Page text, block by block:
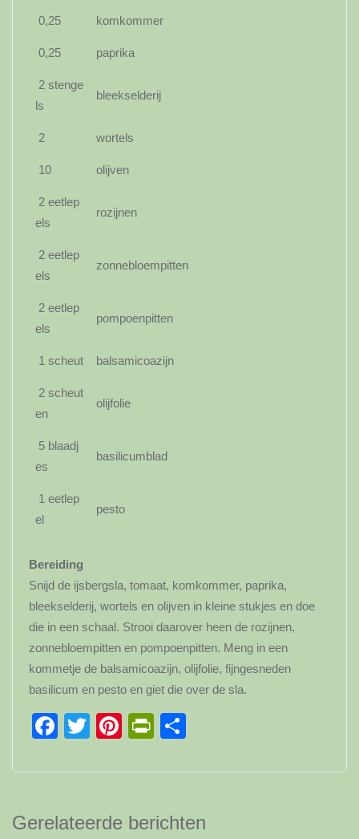
0,25 komkommer
0,25 paprika
2 stenge
ls
bleekselderij
2 wortels
10 olijven
2 eetlep
els
rozijnen
2 eetlep
els
zonnebloempitten
2 eetlep
els
pompoenpitten
1 scheut balsamicoazijn
2 scheut
en
olijfolie
5 blaadj
es
basilicumblad
1 eetlep
el
pesto
Bereiding
Snijd de ijsbergsla, tomaat, komkommer, paprika,
bleekselderij, wortels en olijven in kleine stukjes en doe
die in een schaal. Strooi daarover heen de rozijnen,
zonnebloempitten en pompoenpitten. Meng in een
kommetje de balsamicoazijn, olijfolie, fijngesneden
basilicum en pesto en giet die over de sla.
Facebook
Twitter
Pinterest
PrintFriendly
Gerelateerde berichten